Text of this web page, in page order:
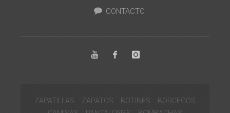
CONTACTO
ZAPATILLAS ZAPATOS BOTINES
BORCEGOS